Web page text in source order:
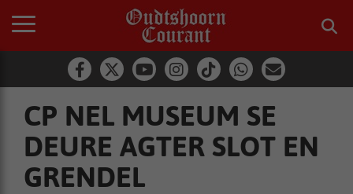
CP NEL MUSEUM SE
DEURE AGTER SLOT EN
GRENDEL